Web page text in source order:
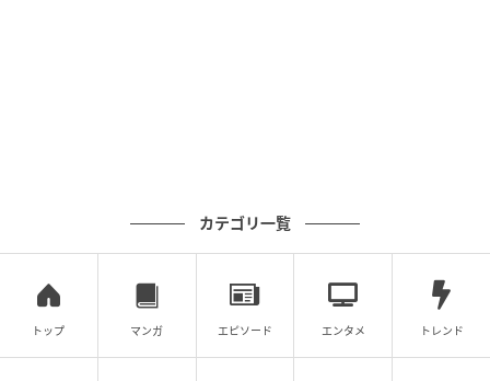
つです。だからこそ、式に合わせてより簡単に計算で
きる方法を選ぶことが大事ですよ。
※当メディアでご紹介する数学関連記事においては、
複数の解法をもつものもございます。あくまでも一例
カテゴリ一覧
トップ マンガ エピソード エンタメ トレンド